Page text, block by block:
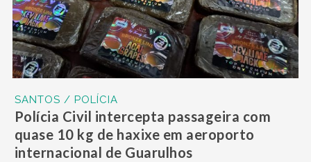
SANTOS / POLÍCIA
Polícia Civil intercepta passageira com
quase 10 kg de haxixe em aeroporto
internacional de Guarulhos